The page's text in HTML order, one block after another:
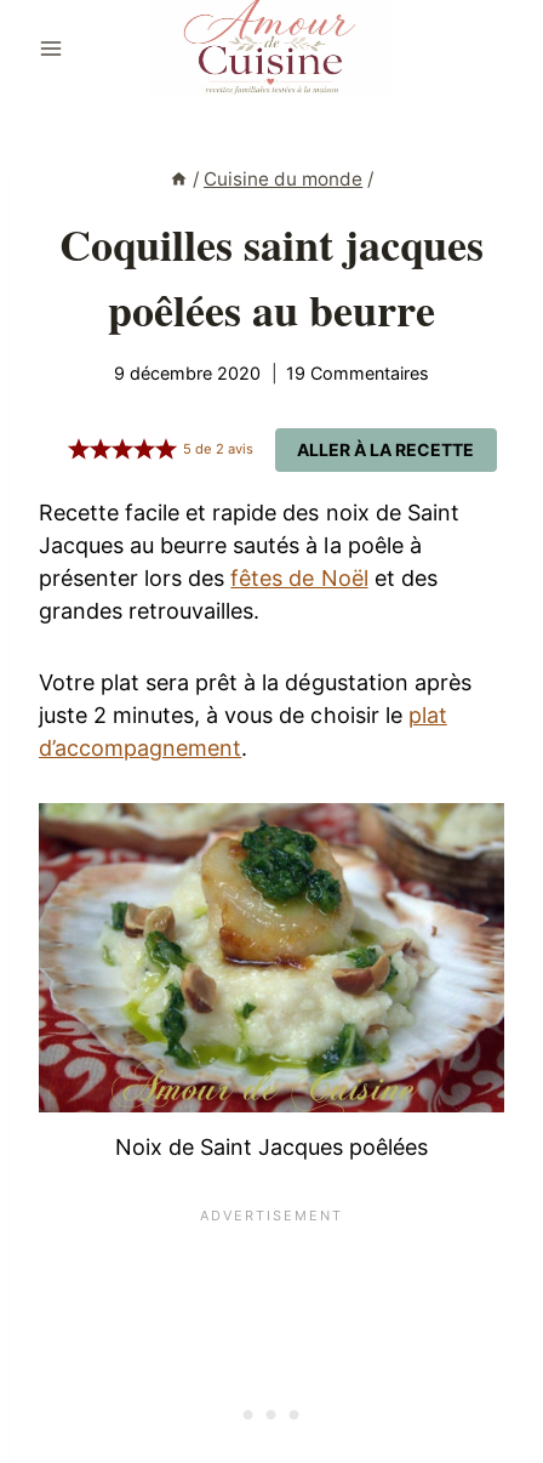
/ Cuisine du monde /
Coquilles saint jacques
poêlées au beurre
9 décembre 2020 19 Commentaires
ALLER À LA RECETTE
5 de2 avis
Recette facile et rapide des noix de Saint
Jacques au beurre sautés à la poêle à
présenter lors desfêtes de Noël et des
grandes retrouvailles.
Votre plat sera prêt à la dégustation après
juste 2 minutes, à vous de choisir le plat
d’accompagnement.
Noix de Saint Jacques poêlées